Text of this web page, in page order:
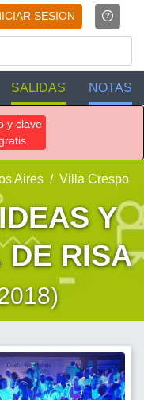
SESION
SALIDAS NOTAS
y clave
Aires Villa Crespo
Y
DE RISA